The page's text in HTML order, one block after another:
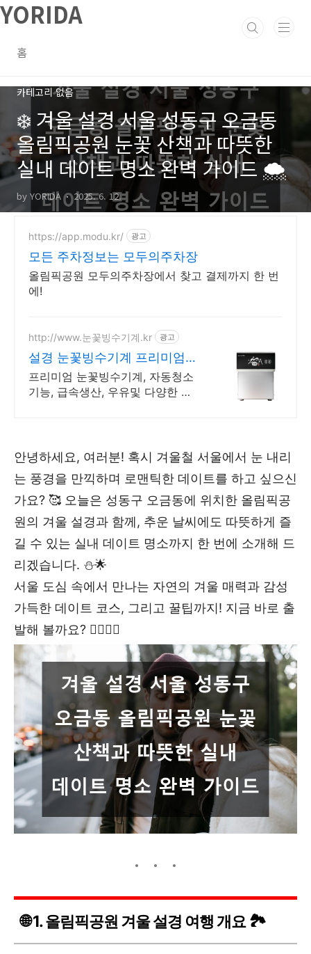
본문 바로가기
YORIDA
홈
카테고리 없음
❄️ 겨울 설경 서울 성동구 오금동
올림픽공원 눈꽃 산책과 따뜻한
실내 데이트 명소 완벽 가이드 🌨️
by YORIDA 2025. 6. 12.
https://app.modu.kr/ 광고
모든 주차정보는 모두의주차장
올림픽공원 모두의주차장에서 찾고 결제까지 한 번
에!
http://www.눈꽃빙수기계.kr 광고
설경 눈꽃빙수기계 프리미엄
빙수기 설경
프리미엄 눈꽃빙수기계, 자동청소
기능, 급속생산, 우유및 다양한 빙
안녕하세요, 여러분! 혹시 겨울철 서울에서 눈 내리
는 풍경을 만끽하며 로맨틱한 데이트를 하고 싶으신
가요? 🥰 오늘은 성동구 오금동에 위치한 올림픽공
원의 겨울 설경과 함께, 추운 날씨에도 따뜻하게 즐
길 수 있는 실내 데이트 명소까지 한 번에 소개해 드
리겠습니다. ⛄️🌟
서울 도심 속에서 만나는 자연의 겨울 매력과 감성
가득한 데이트 코스, 그리고 꿀팁까지! 지금 바로 출
발해 볼까요? 🚶‍♂️🚶‍♀️
🌐 1. 올림픽공원 겨울 설경 여행 개요 🏞️